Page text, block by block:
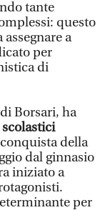
tante
questo
a
per
di
Borsari, ha
della
dal ginnasio
iniziato a
per